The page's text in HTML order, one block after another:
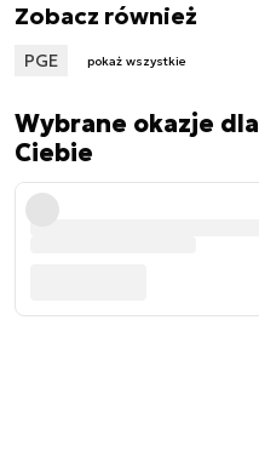
Zobacz również
PGE pokaż wszystkie
Wybrane okazje dla
Ciebie